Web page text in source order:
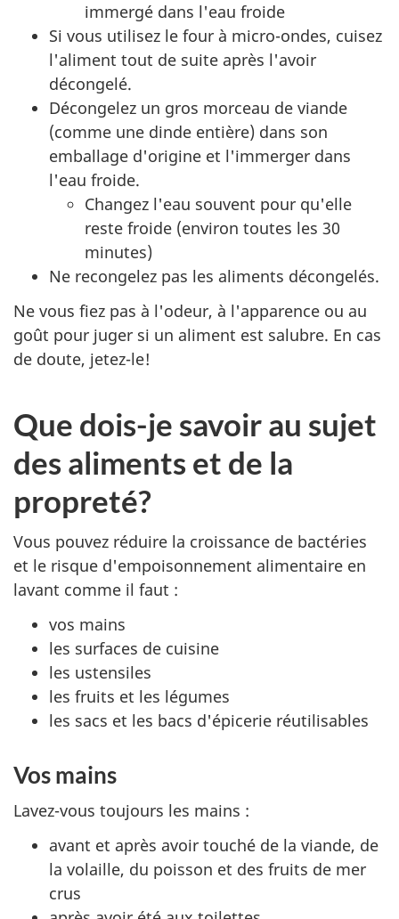
immergé dans l'eau froide
Si vous utilisez le four à micro-ondes, cuisez
l'aliment tout de suite après l'avoir
décongelé.
Décongelez un gros morceau de viande
(comme une dinde entière) dans son
emballage d'origine et l'immerger dans
l'eau froide.
Changez l'eau souvent pour qu'elle
reste froide (environ toutes les 30
minutes)
Ne recongelez pas les aliments décongelés.
Ne vous fiez pas à l'odeur, à l'apparence ou au
goût pour juger si un aliment est salubre. En cas
de doute, jetez-le!
Que dois-je savoir au sujet
des aliments et de la
propreté?
Vous pouvez réduire la croissance de bactéries
et le risque d'empoisonnement alimentaire en
lavant comme il faut :
vos mains
les surfaces de cuisine
les ustensiles
les fruits et les légumes
les sacs et les bacs d'épicerie réutilisables
Vos mains
Lavez-vous toujours les mains :
avant et après avoir touché de la viande, de
la volaille, du poisson et des fruits de mer
crus